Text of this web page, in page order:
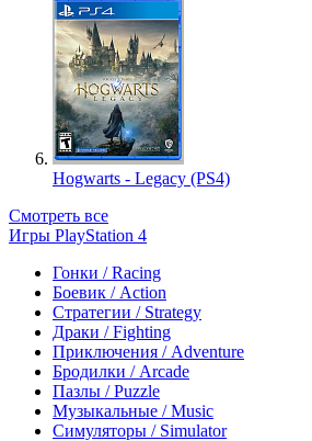
Hogwarts - Legacy (PS4)
Смотреть все
Игры PlayStation 4
Гонки / Racing
Боевик / Action
Стратегии / Strategy
Драки / Fighting
Приключения / Adventure
Бродилки / Arcade
Пазлы / Puzzle
Музыкальные / Music
Симуляторы / Simulator